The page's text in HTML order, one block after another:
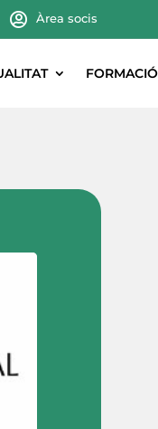
Àrea socis
FORMACIÓ